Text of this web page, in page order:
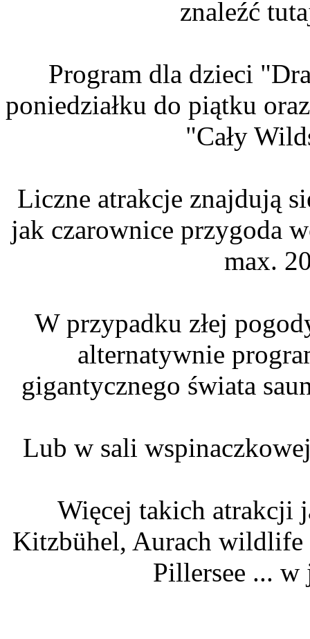
znaleźć
Program dla dzieci
poniedziałku do piątku
"Cały
Liczne atrakcje znajdują
jak czarownice przygoda
max.
W przypadku złej
alternatywnie
gigantycznego świata
Lub w sali
Więcej takich atrakcji
Kitzbühel, Aurach wildlife
Pillersee ... w